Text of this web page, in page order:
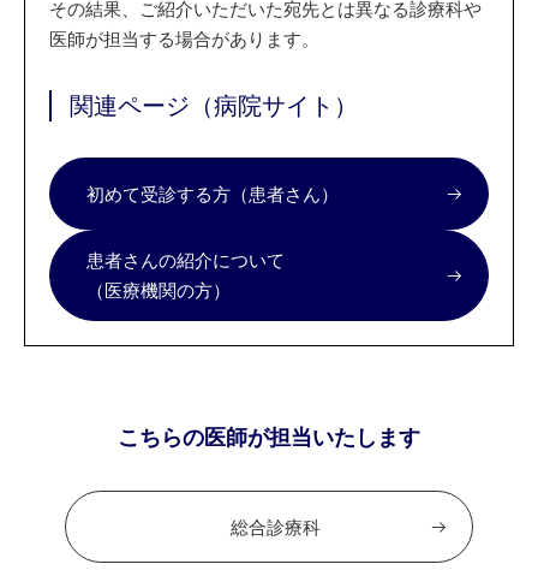
その結果、ご紹介いただいた宛先とは異なる診療科や
医師が担当する場合があります。
関連ページ（病院サイト）
初めて受診する方（患者さん）
患者さんの紹介について
（医療機関の方）
こちらの医師が担当いたします
総合診療科